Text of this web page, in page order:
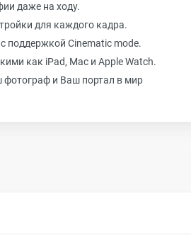
даже на ходу.
для каждого кадра.
поддержкой Cinematic mode.
как iPad, Mac и Apple Watch.
и Ваш портал в мир